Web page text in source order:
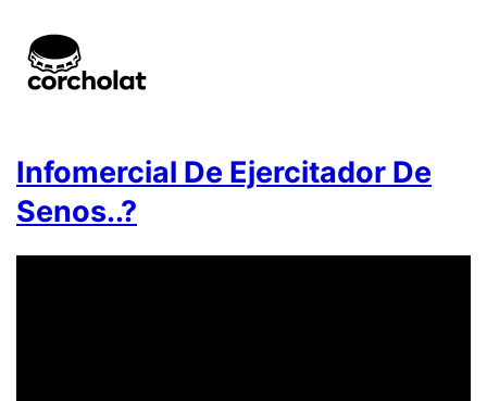
Infomercial De Ejercitador De
Senos..?